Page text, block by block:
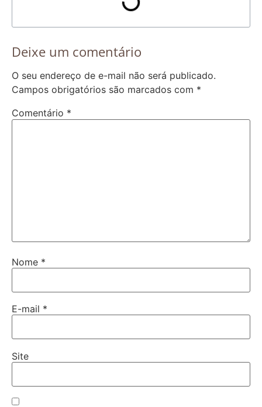
Deixe um comentário
O seu endereço de e-mail não será publicado.
Campos obrigatórios são marcados com *
Comentário *
Nome *
E-mail *
Site